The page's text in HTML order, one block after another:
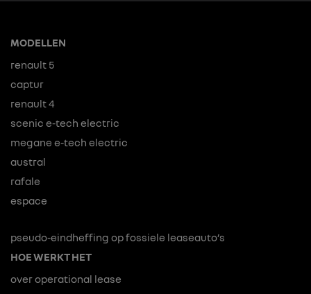
MODELLEN
renault 5
captur
renault 4
scenic e-tech electric
megane e-tech electric
austral
rafale
espace
pseudo-eindheffing op fossiele leaseauto’s
HOE WERKT HET
over operational lease